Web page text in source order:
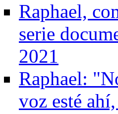
Raphael,
serie
2021
Raphael:
voz esté